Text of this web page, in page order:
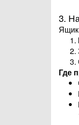
3.
Где